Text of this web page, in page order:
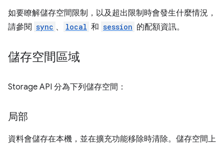
如要瞭解儲存空間限制，以及超出限制時會發生什麼情況，
請參閱 sync 、 local 和 session 的配額資訊。
儲存空間區域
Storage API 分為下列儲存空間：
局部
資料會儲存在本機，並在擴充功能移除時清除。儲存空間上